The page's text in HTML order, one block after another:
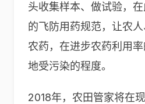
头收集样本、做试验，
的飞防用药规范，让农
农药，在进步农药利用
地受污染的程度。
2018年，农田管家将在